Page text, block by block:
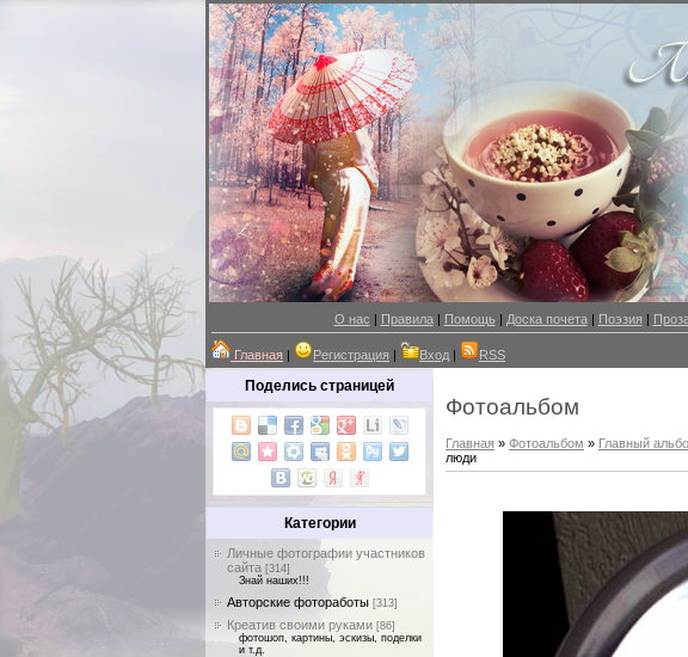
О нас | Правила| Помощь | Доска почета| Поэзия |
Главная | Регистрация | Вход | RSS
Поделись страницей
Категории
Личные фотографии участников
сайта [314]
Знай наших!!!
Авторские фотоработы [313]
Креатив своими руками [86]
фотошоп, картины, эскизы, поделки
и т.д.
Фотоальбом
Главная » Фотоальбом » Главный
люди